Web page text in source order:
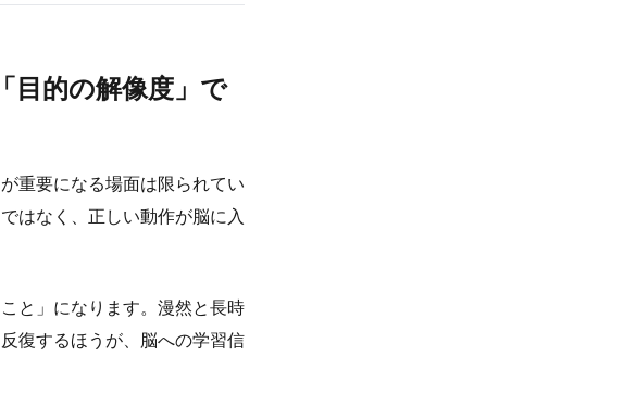
目的の解像度」で
重要になる場面は限られてい
はなく、正しい動作が脳に入
と」になります。漫然と長時
復するほうが、脳への学習信